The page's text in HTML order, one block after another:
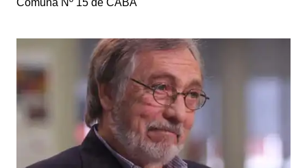
Comuna Nº 15 de CABA